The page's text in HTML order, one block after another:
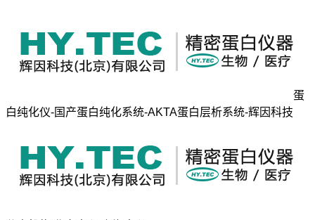
蛋
白纯化仪-国产蛋白纯化系统-AKTA蛋白层析系统-辉因科技